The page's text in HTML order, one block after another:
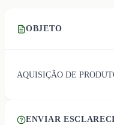
OBJETO
AQUISIÇÃO DE
ENVIAR